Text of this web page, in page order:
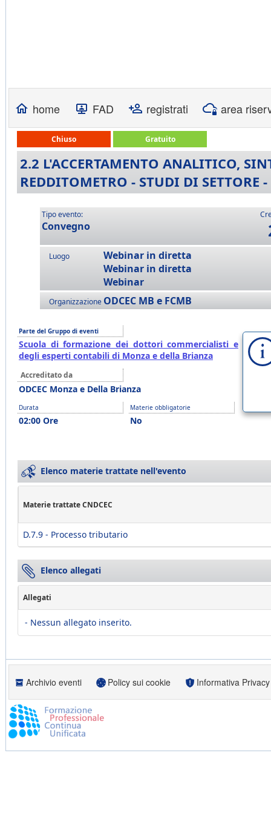
home FAD registrati area
Chiuso Gratuito
2.2 L'ACCERTAMENTO ANALITICO,
REDDITOMETRO - STUDI DI SETTORE
Tipo evento:
Convegno
Luogo
Webinar in diretta
Webinar in diretta
Webinar
Organizzazione ODCEC MB e FCMB
Parte del Gruppo di eventi
Scuola di formazione dei dottori commercialisti e
degli esperti contabili di Monza e della Brianza
Accreditato da
ODCEC Monza e Della Brianza
Durata
02:00 Ore
Materie obbligatorie
No
Elenco materie trattate nell'evento
Materie trattate CNDCEC
D.7.9 - Processo tributario
Elenco allegati
Allegati
- Nessun allegato inserito.
Archivio eventi Policy sui cookie Informativa Privacy